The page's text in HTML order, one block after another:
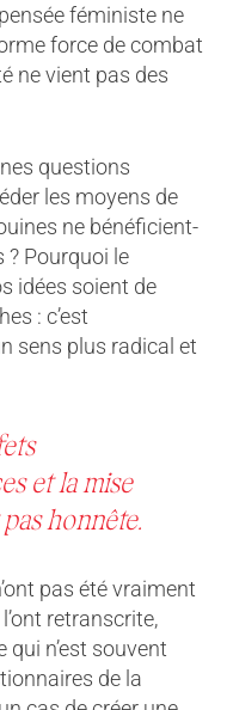
féministe ne
force de combat
ne vient pas des
questions
les moyens de
ne bénéficient-
? Pourquoi le
idées soient de
: c’est
sens plus radical et
et la mise
honnête.
pas été vraiment
retranscrite,
n’est souvent
de la